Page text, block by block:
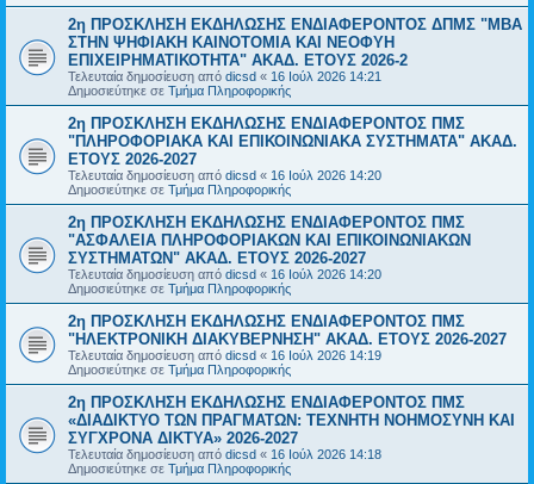
2η ΠΡΟΣΚΛΗΣΗ ΕΚΔΗΛΩΣΗΣ ΕΝΔΙΑΦΕΡΟΝΤΟΣ ΔΠΜΣ "ΜΒΑ
ΣΤΗΝ ΨΗΦΙΑΚΗ ΚΑΙΝΟΤΟΜΙΑ ΚΑΙ ΝΕΟΦΥΗ
ΕΠΙΧΕΙΡΗΜΑΤΙΚΟΤΗΤΑ" ΑΚΑΔ. ΕΤΟΥΣ 2026-2
Τελευταία δημοσίευση από dicsd « 16 Ιούλ 2026 14:21
Δημοσιεύτηκε σε Τμήμα Πληροφορικής
2η ΠΡΟΣΚΛΗΣΗ ΕΚΔΗΛΩΣΗΣ ΕΝΔΙΑΦΕΡΟΝΤΟΣ ΠΜΣ
"ΠΛΗΡΟΦΟΡΙΑΚΑ ΚΑΙ ΕΠΙΚΟΙΝΩΝΙΑΚΑ ΣΥΣΤΗΜΑΤΑ" ΑΚΑΔ.
ΕΤΟΥΣ 2026-2027
Τελευταία δημοσίευση από dicsd « 16 Ιούλ 2026 14:20
Δημοσιεύτηκε σε Τμήμα Πληροφορικής
2η ΠΡΟΣΚΛΗΣΗ ΕΚΔΗΛΩΣΗΣ ΕΝΔΙΑΦΕΡΟΝΤΟΣ ΠΜΣ
"ΑΣΦΑΛΕΙΑ ΠΛΗΡΟΦΟΡΙΑΚΩΝ ΚΑΙ ΕΠΙΚΟΙΝΩΝΙΑΚΩΝ
ΣΥΣΤΗΜΑΤΩΝ" ΑΚΑΔ. ΕΤΟΥΣ 2026-2027
Τελευταία δημοσίευση από dicsd « 16 Ιούλ 2026 14:20
Δημοσιεύτηκε σε Τμήμα Πληροφορικής
2η ΠΡΟΣΚΛΗΣΗ ΕΚΔΗΛΩΣΗΣ ΕΝΔΙΑΦΕΡΟΝΤΟΣ ΠΜΣ
"ΗΛΕΚΤΡΟΝΙΚΗ ΔΙΑΚΥΒΕΡΝΗΣΗ" ΑΚΑΔ. ΕΤΟΥΣ 2026-2027
Τελευταία δημοσίευση από dicsd « 16 Ιούλ 2026 14:19
Δημοσιεύτηκε σε Τμήμα Πληροφορικής
2η ΠΡΟΣΚΛΗΣΗ ΕΚΔΗΛΩΣΗΣ ΕΝΔΙΑΦΕΡΟΝΤΟΣ ΠΜΣ
«ΔΙΑΔΙΚΤΥΟ ΤΩΝ ΠΡΑΓΜΑΤΩΝ: ΤΕΧΝΗΤΗ ΝΟΗΜΟΣΥΝΗ ΚΑΙ
ΣΥΓΧΡΟΝΑ ΔΙΚΤΥΑ» 2026-2027
Τελευταία δημοσίευση από dicsd « 16 Ιούλ 2026 14:18
Δημοσιεύτηκε σε Τμήμα Πληροφορικής